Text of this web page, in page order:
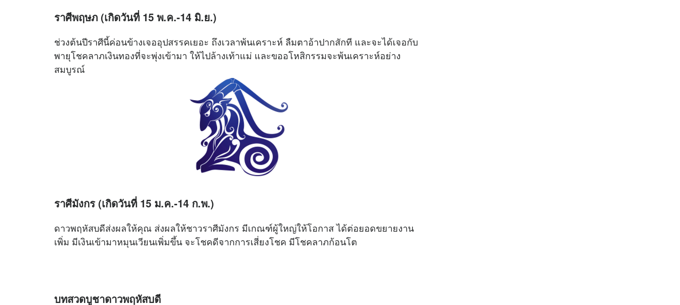
t
e
ราศีพฤษภ (เกิดวันที่ 15 พ.ค.-14 มิ.ย.)
ช่วงต้นปีราศีนี้ค่อนข้างเจออุปสรรคเยอะ ถึงเวลาพ้นเคราะห์ ลืมตาอ้าปากสักที และจะได้เจอกับ
พายุโชคลาภเงินทองที่จะพุ่งเข้ามา ให้ไปล้างเท้าแม่ และขออโหสิกรรมจะพ้นเคราะห์อย่าง
สมบูรณ์
ราศีมังกร (เกิดวันที่ 15 ม.ค.-14 ก.พ.)
ดาวพฤหัสบดีส่งผลให้คุณ ส่งผลให้ชาวราศีมังกร มีเกณฑ์ผู้ใหญ่ให้โอกาส ได้ต่อยอดขยายงาน
เพิ่ม มีเงินเข้ามาหมุนเวียนเพิ่มขึ้น จะโชคดีจากการเสี่ยงโชค มีโชคลาภก้อนโต
บทสวดบูชาดาวพฤหัสบดี